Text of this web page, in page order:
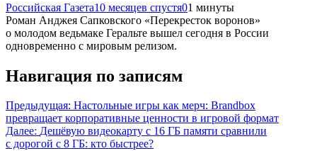
Российская Газета10 месяцев спустя01 минуты
Роман Анджея Сапковского «Перекресток воронов»
о молодом ведьмаке Геральте вышел сегодня в России
одновременно с мировым релизом.
Навигация по записям
Предыдущая: Настольные игры как мерч: Brandbox
превращает корпоративные ценности в игровой формат
Далее: Дешёвую видеокарту с 16 ГБ памяти сравнили
с дорогой с 8 ГБ: кто быстрее?